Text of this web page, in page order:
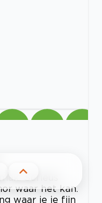
Serieus
waar het kan.
waar je je fijn